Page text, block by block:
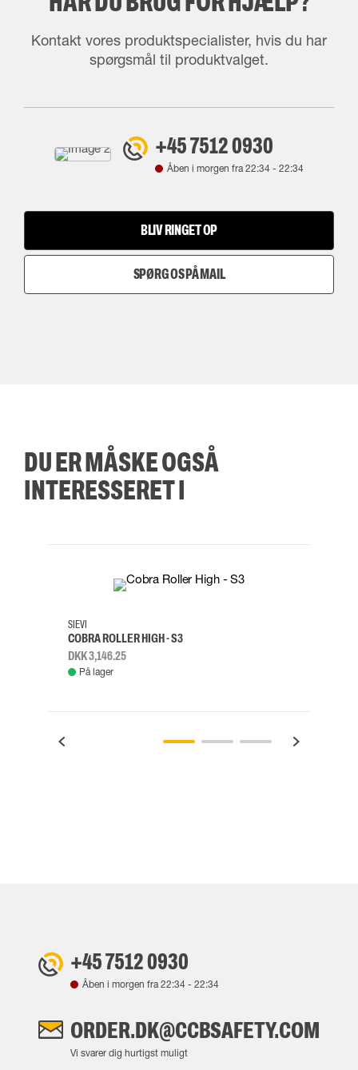
Kontakt vores produktspecialister, hvis du har
spørgsmål til produktvalget.
+45 7512 0930
Åben i morgen fra22:34 - 22:34
BLIV RINGET OP
SPØRG OS PÅ MAIL
DU ER MÅSKE OGSÅ
INTERESSERET I
38
SIEVI
COBRA ROLLER HIGH - S3
DKK 3,146.25
På lager
+45 7512 0930
Åben i morgen fra22:34 - 22:34
ORDER.DK@CCBSAFETY.COM
Vi svarer dig hurtigst muligt